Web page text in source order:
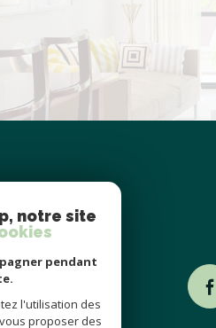
notre site
pendant
l'utilisation des
proposer des